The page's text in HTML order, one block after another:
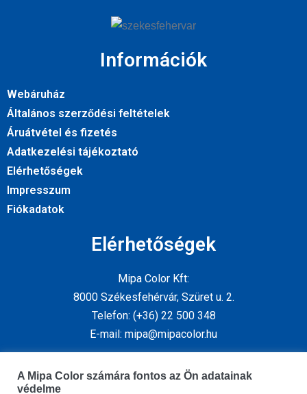
Információk
Webáruház
Általános szerződési feltételek
Áruátvétel és fizetés
Adatkezelési tájékoztató
Elérhetőségek
Impresszum
Fiókadatok
Elérhetőségek
Mipa Color Kft:
8000 Székesfehérvár, Szüret u. 2.
Telefon: (+36) 22 500 348
E-mail: mipa@mipacolor.hu
Kövess minket
A Mipa Color számára fontos az Ön adatainak
védelme